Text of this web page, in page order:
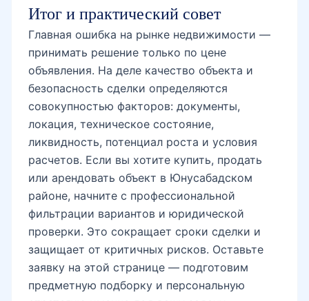
Итог и практический совет
Главная ошибка на рынке недвижимости —
принимать решение только по цене
объявления. На деле качество объекта и
безопасность сделки определяются
совокупностью факторов: документы,
локация, техническое состояние,
ликвидность, потенциал роста и условия
расчетов. Если вы хотите купить, продать
или арендовать объект в Юнусабадском
районе, начните с профессиональной
фильтрации вариантов и юридической
проверки. Это сокращает сроки сделки и
защищает от критичных рисков. Оставьте
заявку на этой странице — подготовим
предметную подборку и персональную